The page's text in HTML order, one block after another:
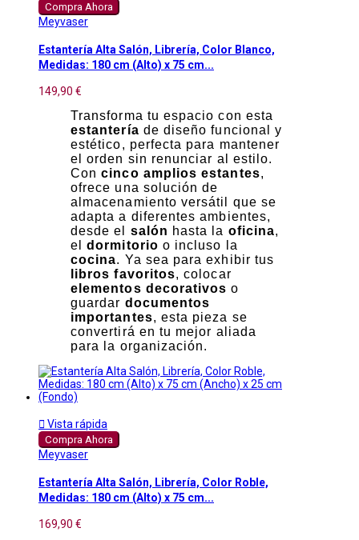
Compra Ahora
Meyvaser
Estantería Alta Salón, Librería, Color Blanco,
Medidas: 180 cm (Alto) x 75 cm...
149,90 €
Transforma tu espacio con esta
estantería de diseño funcional y
estético, perfecta para mantener
el orden sin renunciar al estilo.
Concinco amplios estantes,
ofrece una solución de
almacenamiento versátil que se
adapta a diferentes ambientes,
desde el salón hasta la oficina,
eldormitorio o incluso la
cocina. Ya sea para exhibir tus
libros favoritos, colocar
elementos decorativos o
guardar documentos
importantes, esta pieza se
convertirá en tu mejor aliada
para la organización.
 Vista rápida
Compra Ahora
Meyvaser
Estantería Alta Salón, Librería, Color Roble,
Medidas: 180 cm (Alto) x 75 cm...
169,90 €